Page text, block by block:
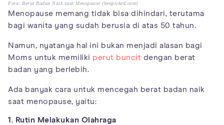
Foto: Berat Badan Naik saat Menopause (henpicked.com)
Menopause memang tidak bisa dihindari, terutama
bagi wanita yang sudah berusia di atas 50 tahun.
Namun, nyatanya hal ini bukan menjadi alasan bagi
Moms untuk memiliki perut buncit dengan berat
badan yang berlebih.
Ada banyak cara untuk mencegah berat badan naik
saat menopause, yaitu:
1. Rutin Melakukan Olahraga